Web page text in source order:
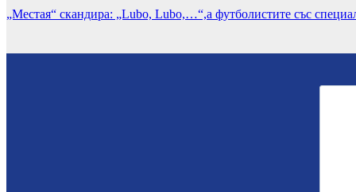
„Местая“ скандира: „Lubo, Lubo,…“,а футболистите със